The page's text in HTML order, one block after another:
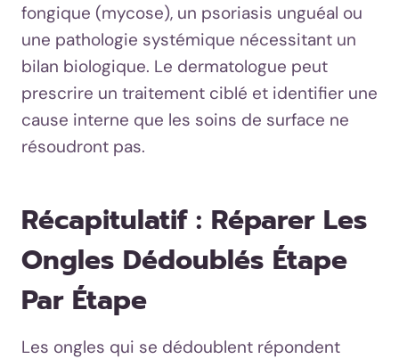
fongique (mycose), un psoriasis unguéal ou
une pathologie systémique nécessitant un
bilan biologique. Le dermatologue peut
prescrire un traitement ciblé et identifier une
cause interne que les soins de surface ne
résoudront pas.
Récapitulatif : Réparer Les
Ongles Dédoublés Étape
Par Étape
Les ongles qui se dédoublent répondent